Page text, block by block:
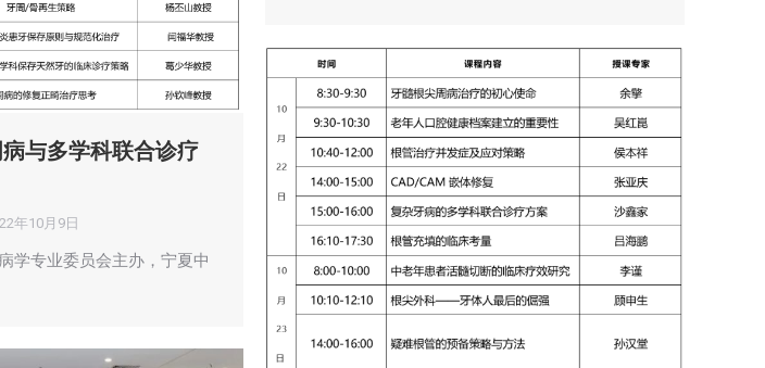
与多学科联合诊疗
年10月9日
学专业委员会主办，宁夏中